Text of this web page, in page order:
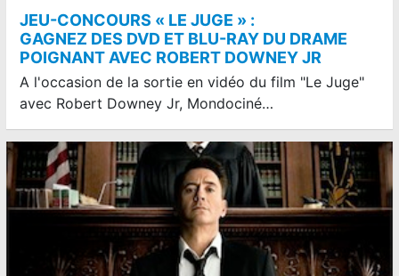
JEU-CONCOURS « LE JUGE » :
GAGNEZ DES DVD ET BLU-RAY DU DRAME
POIGNANT AVEC ROBERT DOWNEY JR
A l'occasion de la sortie en vidéo du film "Le Juge"
avec Robert Downey Jr, Mondociné…